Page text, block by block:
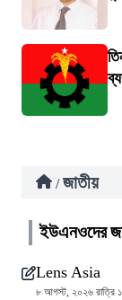
/ জাতীয়
ইউএনওদের
Lens Asia
৮ আগস্ট, ২০২৬ রাত্রি